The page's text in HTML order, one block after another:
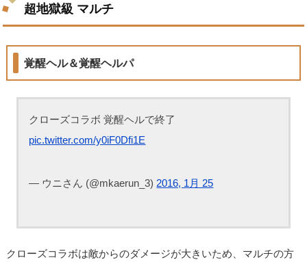
超地獄級 マルチ
覚醒ヘル＆覚醒ヘルパ
クローズコラボ 覚醒ヘルで終了
pic.twitter.com/y0iF0Dfi1E
— ウニさん (@mkaerun_3) 2016, 1月 25
クローズコラボは敵からのダメージが大きいため、マルチの方